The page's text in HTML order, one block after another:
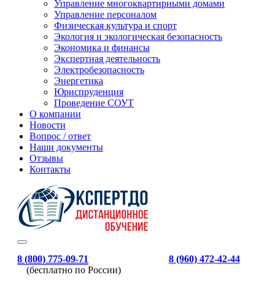
Управление многоквартирными домами
Управление персоналом
Физическая культура и спорт
Экология и экологическая безопасность
Экономика и финансы
Экспертная деятельность
Электробезопасность
Энергетика
Юриспруденция
Проведение СОУТ
О компании
Новости
Вопрос / ответ
Наши документы
Отзывы
Контакты
8 (800) 775-09-71
(бесплатно по России)
8 (960) 472-42-44